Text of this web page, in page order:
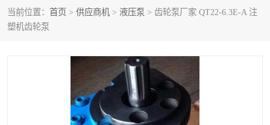
当前位置： 首页 > 供应商机 > 液压泵 > 齿轮泵厂家 QT22-6.3E-A 注
塑机齿轮泵
液压泵
冷却器厂家直销 过滤器
离合器、制动器 气动元器件